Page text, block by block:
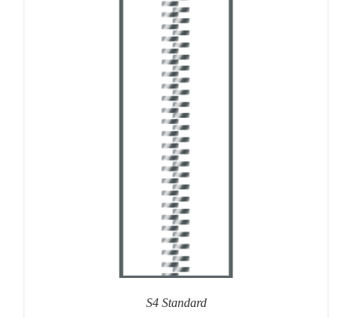
S4 Standard